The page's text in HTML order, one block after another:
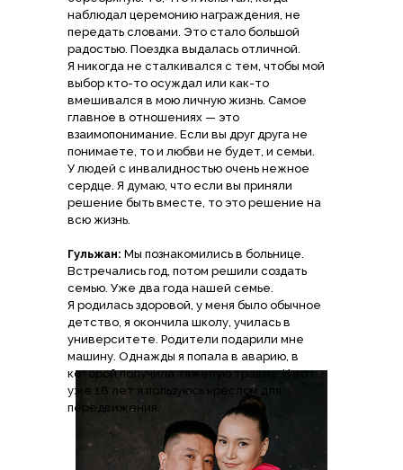
наблюдал церемонию награждения, не
передать словами. Это стало большой
радостью. Поездка выдалась отличной.
Я никогда не сталкивался с тем, чтобы мой
выбор кто-то осуждал или как-то
вмешивался в мою личную жизнь. Самое
главное в отношениях — это
взаимопонимание. Если вы друг друга не
понимаете, то и любви не будет, и семьи.
У людей с инвалидностью очень нежное
сердце. Я думаю, что если вы приняли
решение быть вместе, то это решение на
всю жизнь.
Гульжан: Мы познакомились в больнице.
Встречались год, потом решили создать
семью. Уже два года нашей семье.
Я родилась здоровой, у меня было обычное
детство, я окончила школу, училась в
университете. Родители подарили мне
машину. Однажды я попала в аварию, в
которой получила тяжелую травму. И вот
уже 16 лет я пользуюсь креслом для
передвижения.